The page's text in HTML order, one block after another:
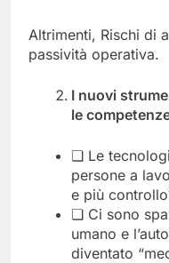
Altrimenti, Rischi di
passività operativa.
I nuovi
le
❏ Le
persone a
e più
❏ Ci sono
umano e
diventato